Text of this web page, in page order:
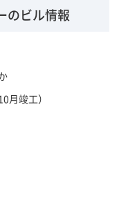
のビル情報
月竣工）